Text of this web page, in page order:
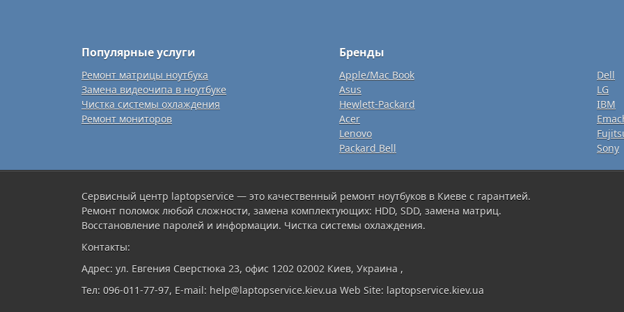
Популярные услуги Бренды
Ремонт матрицы ноутбука
Замена видеочипа в ноутбуке
Чистка системы охлаждения
Ремонт мониторов
Apple/Mac Book
Asus
Hewlett-Packard
Acer
Lenovo
Packard Bell
Dell
LG
IBM
Sony
Сервисный центр laptopservice — это качественный ремонт ноутбуков в Киеве с гарантией.
Ремонт поломок любой сложности, замена комплектующих: HDD, SDD, замена матриц.
Восстановление паролей и информации. Чистка системы охлаждения.
Контакты:
Адрес: ул. Евгения Сверстюка 23, офис 1202 02002 Киев, Украина ,
Тел: 096-011-77-97, E-mail: help@laptopservice.kiev.ua Web Site: laptopservice.kiev.ua